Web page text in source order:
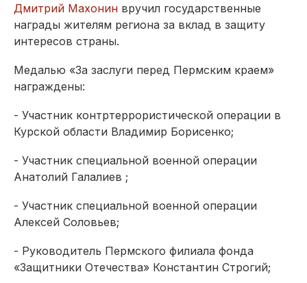
Дмитрий Махонин вручил государственные
награды жителям региона за вклад в защиту
интересов страны.
Медалью «За заслуги перед Пермским краем»
награждены:
- Участник контртеррористической операции в
Курской области Владимир Борисенко;
- Участник специальной военной операции
Анатолий Галалиев ;
- Участник специальной военной операции
Алексей Соловьев;
- Руководитель Пермского филиала фонда
«Защитники Отечества» Константин Строгий;